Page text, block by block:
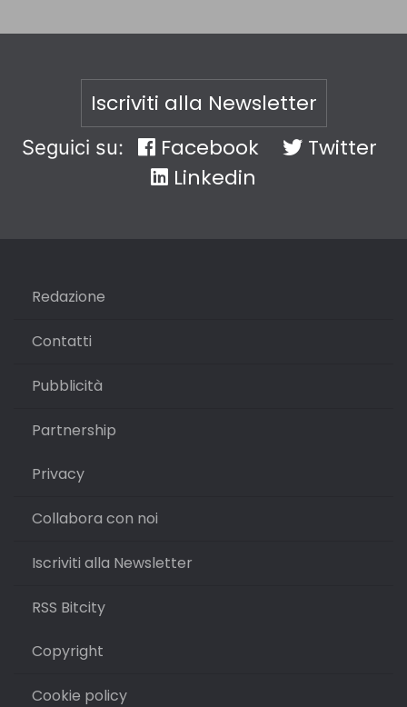
Iscriviti alla Newsletter
Seguici su: Facebook
Twitter
Linkedin
Redazione
Contatti
Pubblicità
Partnership
Privacy
Collabora con noi
Iscriviti alla Newsletter
RSS Bitcity
Copyright
Cookie policy